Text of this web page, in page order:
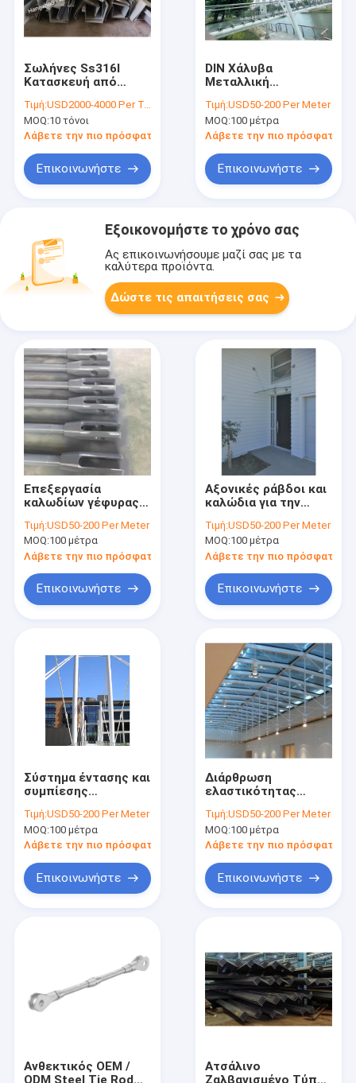
Περίπου εμείς
Σωλήνες Ss316l
Κατασκευή από
Τιμή:USD2000-4000 Per Ton
MOQ:10 τόνοι
Λάβετε την πιο πρόσφατη τιμή
Επικοινωνήστε
DIN Χάλυβα
Μεταλλική
έντασης και μπάρες
έντασης για την
κρεμαστή γέφυρα
Τιμή:USD50-200 Per Meter
MOQ:100 μέτρα
Λάβετε την πιο πρόσφατη
Επικοινωνήστε
Εξοικονομήστε το χρόνο σας
Ας επικοινωνήσουμε μαζί σας με τα
καλύτερα προϊόντα.
Δώστε τις απαιτήσεις σας
Επεξεργασία
καλωδίων γέφυρας
μετάλλων
Τιμή:USD50-200 Per Meter
MOQ:100 μέτρα
Λάβετε την πιο πρόσφατη τιμή
Επικοινωνήστε
Αξονικές ράβδοι και
καλώδια για την
και χάλυβα
Τιμή:USD50-200 Per Meter
MOQ:100 μέτρα
Λάβετε την πιο πρόσφατη
Επικοινωνήστε
Σύστημα έντασης και
συμπίεσης
άνθρακα
Τιμή:USD50-200 Per Meter
MOQ:100 μέτρα
Λάβετε την πιο πρόσφατη τιμή
Επικοινωνήστε
Διάρθρωση
ελαστικότητας
Τιμή:USD50-200 Per Meter
MOQ:100 μέτρα
Λάβετε την πιο πρόσφατη
Επικοινωνήστε
Ανθεκτικός OEM /
ODM Steel Tie Rod
Ατσάλινο
Ζαλβανισμένο Τύπου